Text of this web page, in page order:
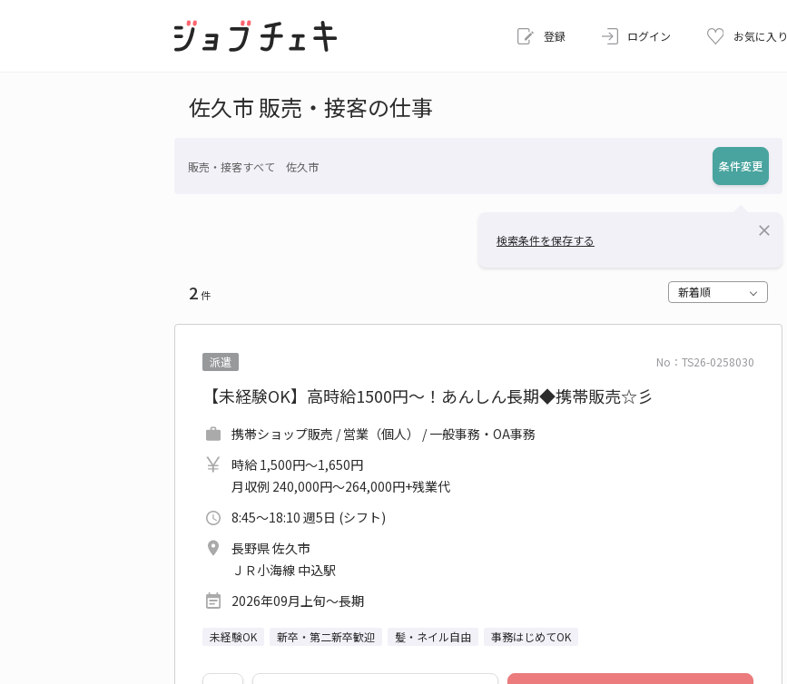
登録 ログイン お気に入り
佐久市 販売・接客の仕事
販売・接客すべて 佐久市 条件変更
検索条件を保存する
close
2件 新着順
No：TS26-0258030
派遣
【未経験OK】高時給1500円～！あんしん長期◆携帯販売☆彡
携帯ショップ販売 / 営業（個人） / 一般事務・OA事務
時給 1,500円～1,650円
月収例 240,000円～264,000円+残業代
8:45～18:10 週5日 (シフト)
長野県 佐久市
ＪＲ小海線 中込駅
2026年09月上旬～長期
未経験OK 新卒・第二新卒歓迎 髪・ネイル自由 事務はじめてOK